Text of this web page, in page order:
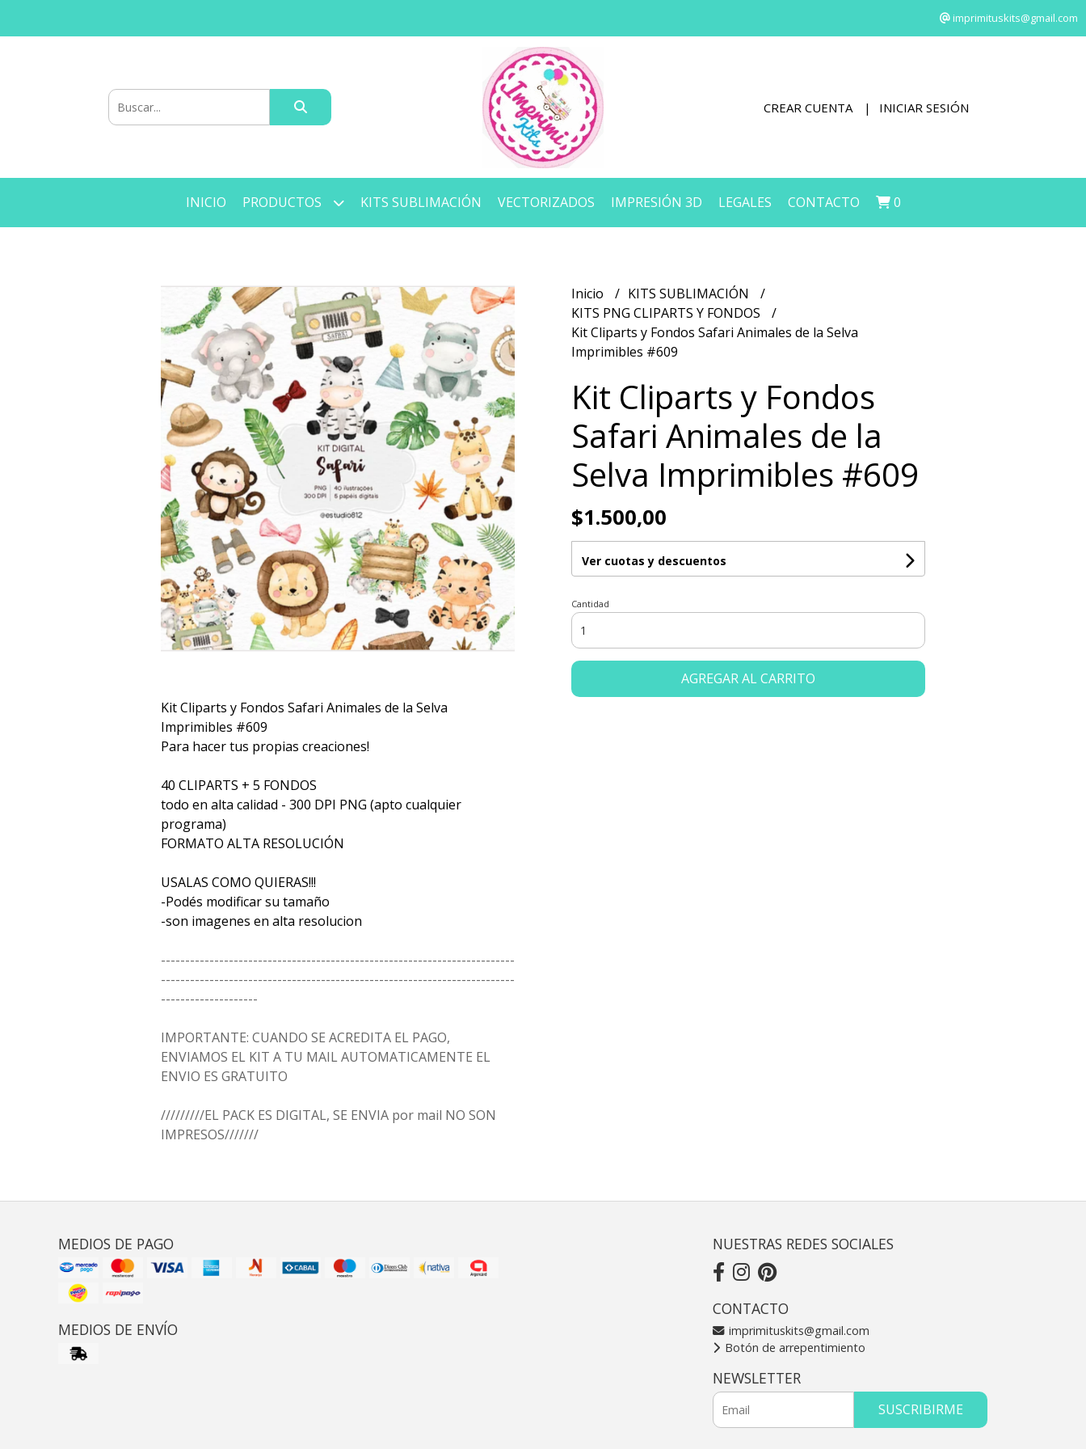
imprimituskits@gmail.com
CREAR CUENTA INICIAR SESIÓN
INICIO PRODUCTOS KITS SUBLIMACIÓN VECTORIZADOS IMPRESIÓN 3D LEGALES CONTACTO 0
Kit Cliparts y Fondos Safari Animales de la Selva
Imprimibles #609
Para hacer tus propias creaciones!
40 CLIPARTS + 5 FONDOS
todo en alta calidad - 300 DPI PNG (apto cualquier
programa)
FORMATO ALTA RESOLUCIÓN
USALAS COMO QUIERAS!!!
-Podés modificar su tamaño
-son imagenes en alta resolucion
-------------------------------------------------------------------------
-------------------------------------------------------------------------
--------------------
IMPORTANTE: CUANDO SE ACREDITA EL PAGO,
ENVIAMOS EL KIT A TU MAIL AUTOMATICAMENTE EL
ENVIO ES GRATUITO
/////////EL PACK ES DIGITAL, SE ENVIA por mail NO SON
IMPRESOS///////
Inicio
KITS SUBLIMACIÓN
KITS PNG CLIPARTS Y FONDOS
Kit Cliparts y Fondos Safari Animales de la Selva
Imprimibles #609
Kit Cliparts y Fondos
Safari Animales de la
Selva Imprimibles #609
$1.500,00
Ver cuotas y descuentos
Cantidad
AGREGAR AL CARRITO
MEDIOS DE PAGO
MEDIOS DE ENVÍO
NUESTRAS REDES SOCIALES
CONTACTO
imprimituskits@gmail.com
Botón de arrepentimiento
NEWSLETTER
SUSCRIBIRME